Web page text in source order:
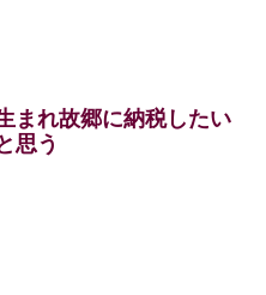
まれ故郷に納税したい
思う